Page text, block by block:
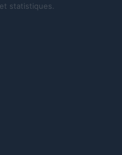
statistiques.